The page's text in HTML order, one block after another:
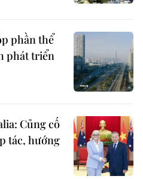
phần thể
phát triển
Củng cố
tác, hướng